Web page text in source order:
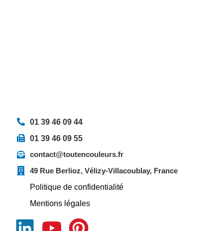
01 39 46 09 44
01 39 46 09 55
contact@toutencouleurs.fr
49 Rue Berlioz, Vélizy-Villacoublay, France
Politique de confidentialité
Mentions légales